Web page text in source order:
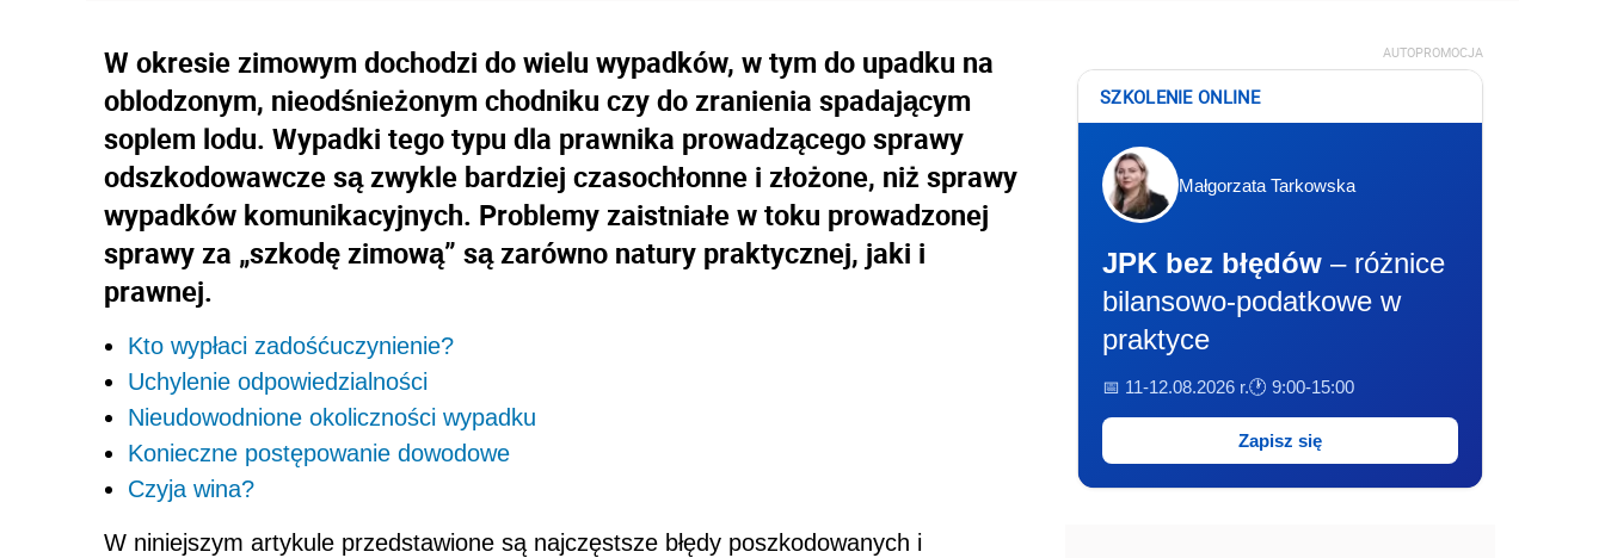
W okresie zimowym dochodzi do wielu wypadków, w tym do upadku na
oblodzonym, nieodśnieżonym chodniku czy do zranienia spadającym
soplem lodu. Wypadki tego typu dla prawnika prowadzącego sprawy
odszkodowawcze są zwykle bardziej czasochłonne i złożone, niż sprawy
wypadków komunikacyjnych. Problemy zaistniałe w toku prowadzonej
sprawy za „szkodę zimową” są zarówno natury praktycznej, jaki i
prawnej.
Kto wypłaci zadośćuczynienie?
Uchylenie odpowiedzialności
Nieudowodnione okoliczności wypadku
Konieczne postępowanie dowodowe
Czyja wina?
W niniejszym artykule przedstawione są najczęstsze błędy poszkodowanych i
AUTOPROMOCJA
SZKOLENIE ONLINE
Małgorzata Tarkowska
JPK bez błędów – różnice
bilansowo-podatkowe w
praktyce
📅 11-12.08.2026 r.🕐 9:00-15:00
Zapisz się